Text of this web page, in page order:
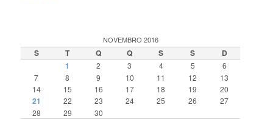
NOVEMBRO 2016
S T Q Q S S D
1 2 3 4 5
6
7
8 9 10 11 12
13
14
15 16 17 18 19 20
21 22 23 24 25 26
27
28
29 30